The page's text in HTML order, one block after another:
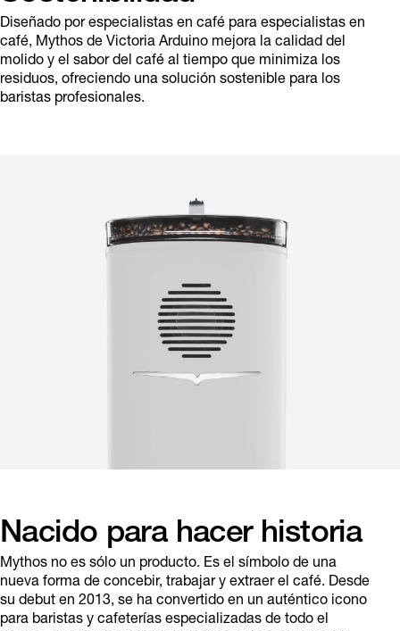
Diseñado por especialistas en café para especialistas en
café, Mythos de Victoria Arduino mejora la calidad del
molido y el sabor del café al tiempo que minimiza los
residuos, ofreciendo una solución sostenible para los
baristas profesionales.
Nacido para hacer historia
Mythos no es sólo un producto. Es el símbolo de una
nueva forma de concebir, trabajar y extraer el café. Desde
su debut en 2013, se ha convertido en un auténtico icono
para baristas y cafeterías especializadas de todo el